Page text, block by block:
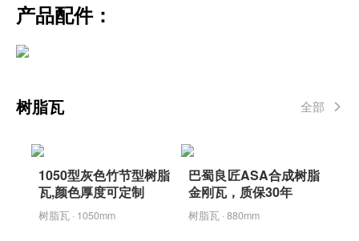
产品配件：
树脂瓦 全部
1050型灰色竹节型树脂
瓦,颜色厚度可定制
树脂瓦 · 1050mm
巴蜀良匠ASA合成树脂
金刚瓦，质保30年
树脂瓦 · 880mm